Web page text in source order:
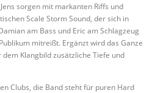
sorgen mit markanten Riffs und
Scale Storm Sound, der sich in
am Bass und Eric am Schlagzeug
mitreißt. Ergänzt wird das Ganze
Klangbild zusätzliche Tiefe und
Clubs, die Band steht für puren Hard